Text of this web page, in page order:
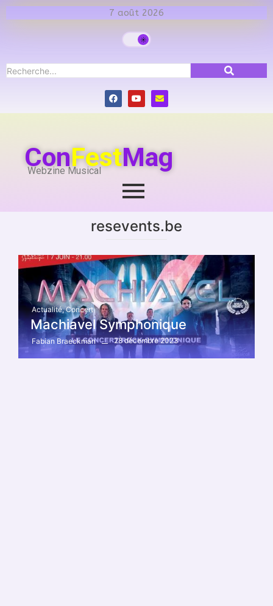
7 août 2026
ConFestMag
Webzine Musical
resevents.be
Actualité, Concert
Machiavel Symphonique
Fabian Braeckman 28 décembre 2023